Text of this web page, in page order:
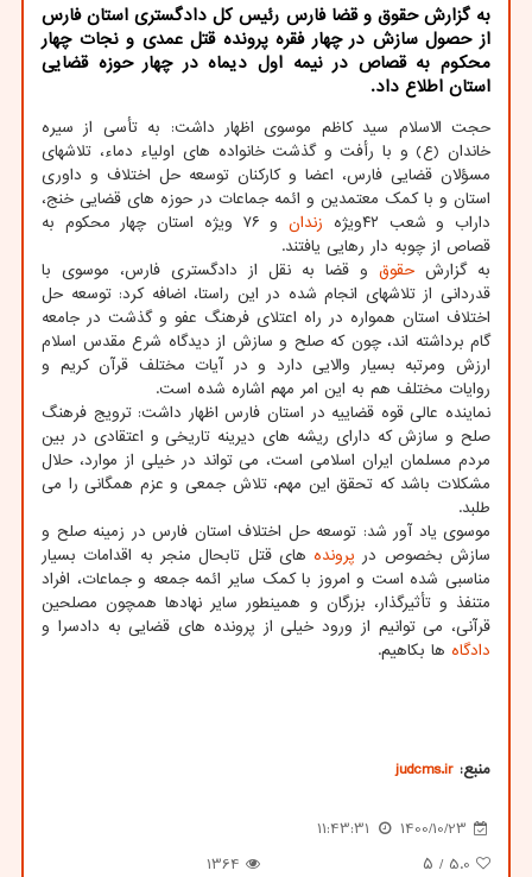
به گزارش حقوق و قضا فارس رئیس کل دادگستری استان فارس
از حصول سازش در چهار فقره پرونده قتل عمدی و نجات چهار
محکوم به قصاص در نیمه اول دیماه در چهار حوزه قضایی
استان اطلاع داد.
حجت الاسلام سید کاظم موسوی اظهار داشت: به تأسی از سیره
خاندان (ع) و با رأفت و گذشت خانواده های اولیاء دماء، تلاشهای
مسؤلان قضایی فارس، اعضا و کارکنان توسعه حل اختلاف و داوری
استان و با کمک معتمدین و ائمه جماعات در حوزه های قضایی خنج،
داراب و شعب ۴۲ویژه
زندان
و ۷۶ ویژه استان چهار محکوم به
قصاص از چوبه دار رهایی یافتند.
به گزارش حقوق و قضا به نقل از دادگستری فارس، موسوی با
قدردانی از تلاشهای انجام شده در این راستا، اضافه کرد: توسعه حل
اختلاف استان همواره در راه اعتلای فرهنگ عفو و گذشت در جامعه
گام برداشته اند، چون که صلح و سازش از دیدگاه شرع مقدس اسلام
ارزش ومرتبه بسیار والایی دارد و در آیات مختلف قرآن کریم و
روایات مختلف هم به این امر مهم اشاره شده است.
نماینده عالی قوه قضاییه در استان فارس اظهار داشت: ترویج فرهنگ
صلح و سازش که دارای ریشه های دیرینه تاریخی و اعتقادی در بین
مردم مسلمان ایران اسلامی است، می تواند در خیلی از موارد، حلال
مشکلات باشد که تحقق این مهم، تلاش جمعی و عزم همگانی را می
طلبد.
موسوی یاد آور شد: توسعه حل اختلاف استان فارس در زمینه صلح و
سازش بخصوص در پرونده های قتل تابحال منجر به اقدامات بسیار
مناسبی شده است و امروز با کمک سایر ائمه جمعه و جماعات، افراد
متنفذ و تأثیرگذار، بزرگان و همینطور سایر نهادها همچون مصلحین
قرآنی، می توانیم از ورود خیلی از پرونده های قضایی به دادسرا و
دادگاه ها بکاهیم.
منبع: judcms.ir
1400/10/23
11:43:31
5.0 / ۵
1364